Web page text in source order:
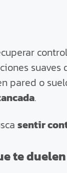
suaves
pared o
.
sentir
te duelen